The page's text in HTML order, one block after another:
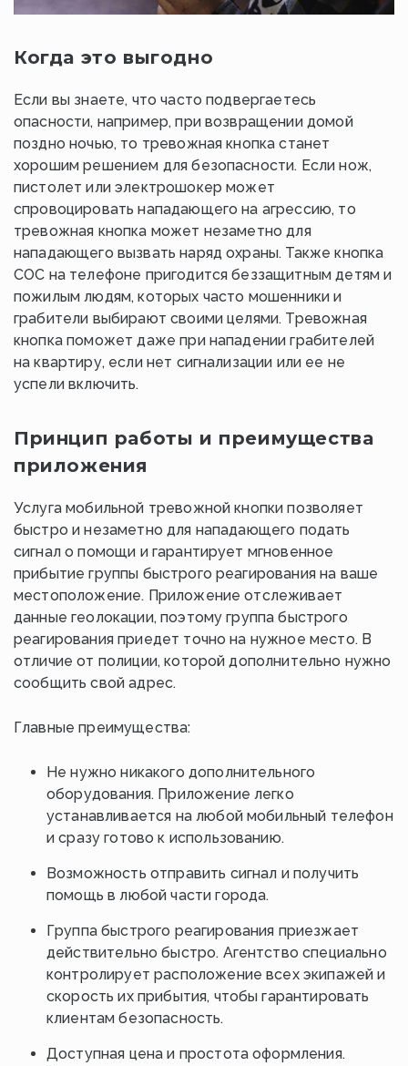
Когда это выгодно
Если вы знаете, что часто подвергаетесь
опасности, например, при возвращении домой
поздно ночью, то тревожная кнопка станет
хорошим решением для безопасности. Если нож,
пистолет или электрошокер может
спровоцировать нападающего на агрессию, то
тревожная кнопка может незаметно для
нападающего вызвать наряд охраны. Также кнопка
СОС на телефоне пригодится беззащитным детям и
пожилым людям, которых часто мошенники и
грабители выбирают своими целями. Тревожная
кнопка поможет даже при нападении грабителей
на квартиру, если нет сигнализации или ее не
успели включить.
Принцип работы и преимущества
приложения
Услуга мобильной тревожной кнопки позволяет
быстро и незаметно для нападающего подать
сигнал о помощи и гарантирует мгновенное
прибытие группы быстрого реагирования на ваше
местоположение. Приложение отслеживает
данные геолокации, поэтому группа быстрого
реагирования приедет точно на нужное место. В
отличие от полиции, которой дополнительно нужно
сообщить свой адрес.
Главные преимущества:
Не нужно никакого дополнительного
оборудования. Приложение легко
устанавливается на любой мобильный телефон
и сразу готово к использованию.
Возможность отправить сигнал и получить
помощь в любой части города.
Группа быстрого реагирования приезжает
действительно быстро. Агентство специально
контролирует расположение всех экипажей и
скорость их прибытия, чтобы гарантировать
клиентам безопасность.
Доступная цена и простота оформления.